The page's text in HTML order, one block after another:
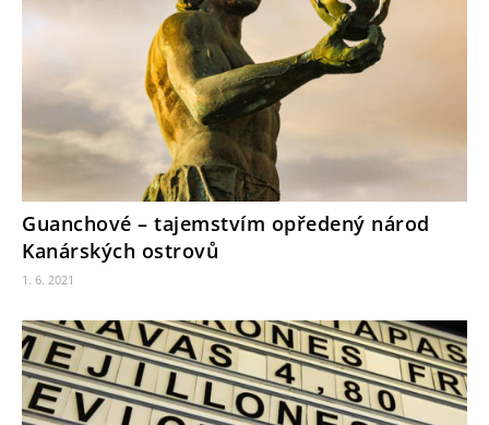
Guanchové – tajemstvím opředený národ
Kanárských ostrovů
1. 6. 2021